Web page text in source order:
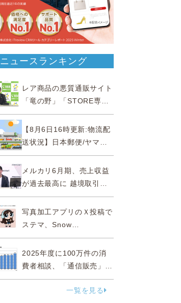
ニュースランキング
レア商品の悪質通販サイト
「竜の野」「STORE専門
ショップ」などに注意…消
費者庁
【8月6日16時更新:物流配
送状況】日本郵便/ヤマト
運輸/佐川急便/西濃運輸/福
山通運
メルカリ6月期、売上収益
が過去最高に 越境取引が
急成長
写真加工アプリのＸ投稿で
ステマ、Snow
Corporationと日本法人に
措置命令
2025年度に100万件の消
費者相談、「通信販売」が
38.0％占める…国民生活セ
一覧を見る